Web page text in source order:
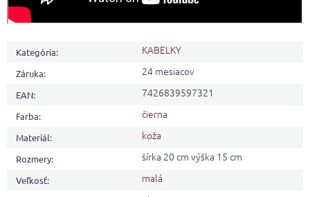
Kategória: KABELKY
Záruka: 24 mesiacov
EAN: 7426839597321
Farba: čierna
Materiál: koža
Rozmery: šírka 20 cm výška 15 cm
Veľkosť: malá